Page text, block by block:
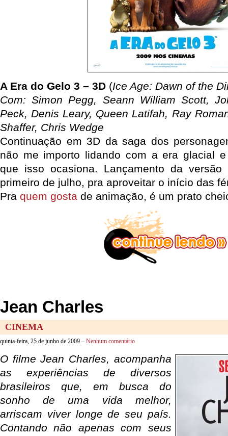
A Era do Gelo 3 – 3D (Ice Age: Dawn of the
Com: Simon Pegg, Seann William Scott,
Peck, Denis Leary, Queen Latifah, Ray
Shaffer, Chris Wedge
Continuação em 3D da saga dos
não me importo lidando com a era glacial
que isso ocasiona. Lançamento da
primeiro de julho, pra aproveitar o início das
Pra quem gosta de animação, é um prato
Jean Charles
CINEMA
quinta-feira, 25 de junho de 2009 – Nenhum comentário
O filme Jean Charles, acompanha
as experiências de diversos
brasileiros que, em busca do
sonho de uma vida melhor,
arriscam viver longe de seu país.
Contando não apenas com seus